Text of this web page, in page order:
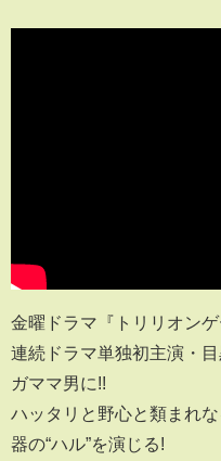
金曜ドラマ『トリリオン
連続ドラマ単独初主演・
ガママ男に!!
ハッタリと野心と類まれ
器の“ハル”を演じる!